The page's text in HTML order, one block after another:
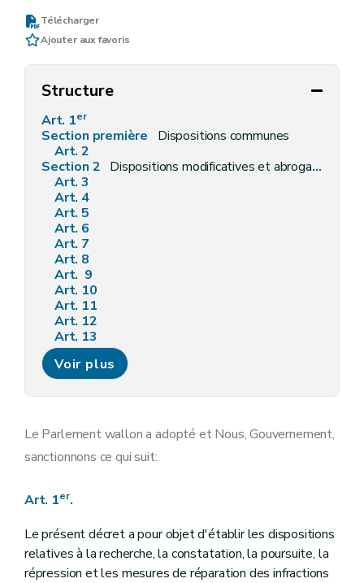
Télécharger
Ajouter aux favoris
Structure
Art. 1er
Section première
Dispositions communes
Art. 2
Section 2 Dispositions modificatives et abrogatoires
Art. 3
Art. 4
Art. 5
Art. 6
Art. 7
Art. 8
Art. 9
Art. 10
Art. 11
Art. 12
Art. 13
Art. 14
Art. 15
Art. 16
Voir plus
Le Parlement wallon a adopté et Nous, Gouvernement,
sanctionnons ce qui suit:
Art. 1er.
Le présent décret a pour objet d'établir les dispositions
relatives à la recherche, la constatation, la poursuite, la
répression et les mesures de réparation des infractions